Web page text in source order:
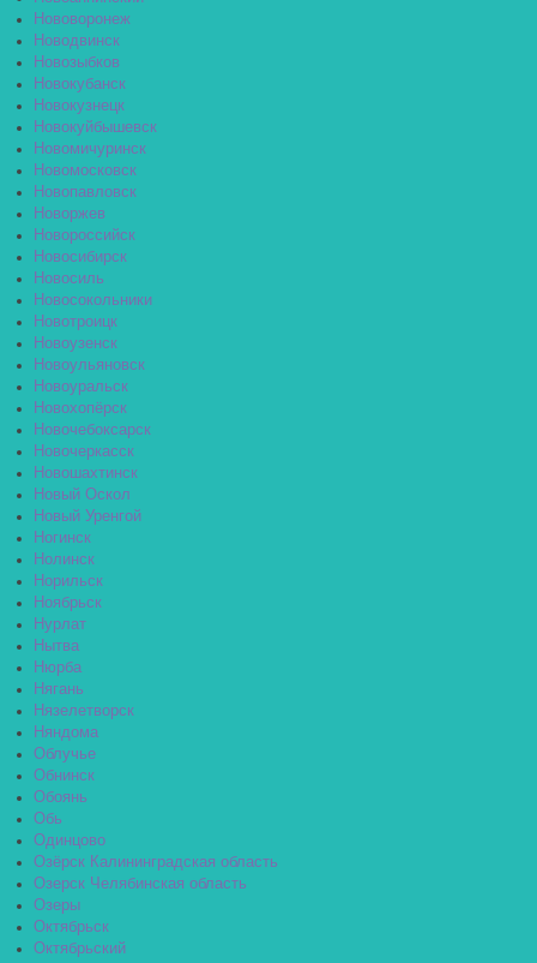
Нововоронеж
Новодвинск
Новозыбков
Новокубанск
Новокузнецк
Новокуйбышевск
Новомичуринск
Новомосковск
Новопавловск
Новоржев
Новороссийск
Новосибирск
Новосиль
Новосокольники
Новотроицк
Новоузенск
Новоульяновск
Новоуральск
Новохопёрск
Новочебоксарск
Новочеркасск
Новошахтинск
Новый Оскол
Новый Уренгой
Ногинск
Нолинск
Норильск
Ноябрьск
Нурлат
Нытва
Нюрба
Нягань
Нязелетворск
Няндома
Облучье
Обнинск
Обоянь
Обь
Одинцово
Озёрск Калининградская область
Озерск Челябинская область
Озеры
Октябрьск
Октябрьский